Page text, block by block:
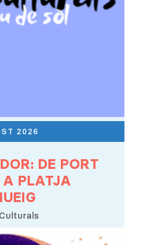
2026
DE PORT
PLATJA